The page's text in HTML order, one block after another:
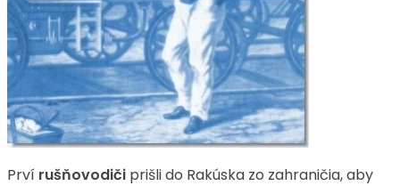
Prví rušňovodiči prišli do Rakúska zo zahraničia, aby